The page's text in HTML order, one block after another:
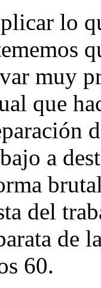
lo
muy
que
a
del
de
60.